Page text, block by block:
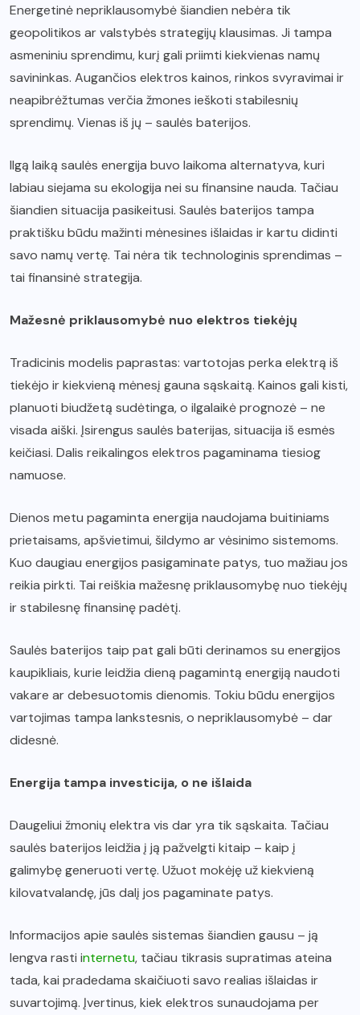
Energetinė nepriklausomybė šiandien nebėra tik
geopolitikos ar valstybės strategijų klausimas. Ji tampa
asmeniniu sprendimu, kurį gali priimti kiekvienas namų
savininkas. Augančios elektros kainos, rinkos svyravimai ir
neapibrėžtumas verčia žmones ieškoti stabilesnių
sprendimų. Vienas iš jų – saulės baterijos.
Ilgą laiką saulės energija buvo laikoma alternatyva, kuri
labiau siejama su ekologija nei su finansine nauda. Tačiau
šiandien situacija pasikeitusi. Saulės baterijos tampa
praktišku būdu mažinti mėnesines išlaidas ir kartu didinti
savo namų vertę. Tai nėra tik technologinis sprendimas –
tai finansinė strategija.
Mažesnė priklausomybė nuo elektros tiekėjų
Tradicinis modelis paprastas: vartotojas perka elektrą iš
tiekėjo ir kiekvieną mėnesį gauna sąskaitą. Kainos gali kisti,
planuoti biudžetą sudėtinga, o ilgalaikė prognozė – ne
visada aiški. Įsirengus saulės baterijas, situacija iš esmės
keičiasi. Dalis reikalingos elektros pagaminama tiesiog
namuose.
Dienos metu pagaminta energija naudojama buitiniams
prietaisams, apšvietimui, šildymo ar vėsinimo sistemoms.
Kuo daugiau energijos pasigaminate patys, tuo mažiau jos
reikia pirkti. Tai reiškia mažesnę priklausomybę nuo tiekėjų
ir stabilesnę finansinę padėtį.
Saulės baterijos taip pat gali būti derinamos su energijos
kaupikliais, kurie leidžia dieną pagamintą energiją naudoti
vakare ar debesuotomis dienomis. Tokiu būdu energijos
vartojimas tampa lankstesnis, o nepriklausomybė – dar
didesnė.
Energija tampa investicija, o ne išlaida
Daugeliui žmonių elektra vis dar yra tik sąskaita. Tačiau
saulės baterijos leidžia į ją pažvelgti kitaip – kaip į
galimybę generuoti vertę. Užuot mokėję už kiekvieną
kilovatvalandę, jūs dalį jos pagaminate patys.
Informacijos apie saulės sistemas šiandien gausu – ją
lengva rasti internetu, tačiau tikrasis supratimas ateina
tada, kai pradedama skaičiuoti savo realias išlaidas ir
suvartojimą. Įvertinus, kiek elektros sunaudojama per